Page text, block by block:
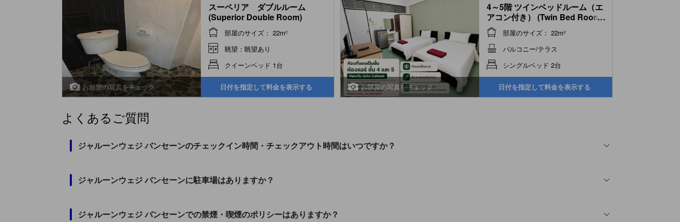
お部屋の写真をチェック
スーペリア ダブルルーム
(Superior Double Room)
部屋のサイズ： 22m²
眺望：眺望あり
クイーンベッド 1台
日付を指定して料金を表示する お部屋の写真をチェック
4～5階 ツインベッドルーム（エ
アコン付き） (Twin Bed Room
with Air Conditioning 4-5th
Floor)
...
部屋のサイズ： 22m²
バルコニー/テラス
シングルベッド 2台
日付を指定して料金を表示する
よくあるご質問
ジャルーンウェジ バンセーンのチェックイン時間・チェックアウト時間はいつですか？
ジャルーンウェジ バンセーンに駐車場はありますか？
ジャルーンウェジ バンセーンでの禁煙・喫煙のポリシーはありますか？